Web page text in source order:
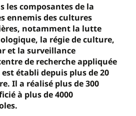
les composantes de la
ennemis des cultures
notamment la lutte
la régie de culture,
et la surveillance
de recherche appliquée
établi depuis plus de 20
Il a réalisé plus de 300
à plus de 4000